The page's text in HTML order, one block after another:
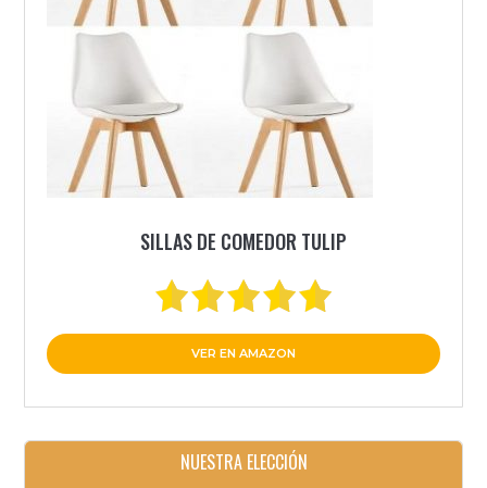
SILLAS DE COMEDOR TULIP
VER EN AMAZON
NUESTRA ELECCIÓN